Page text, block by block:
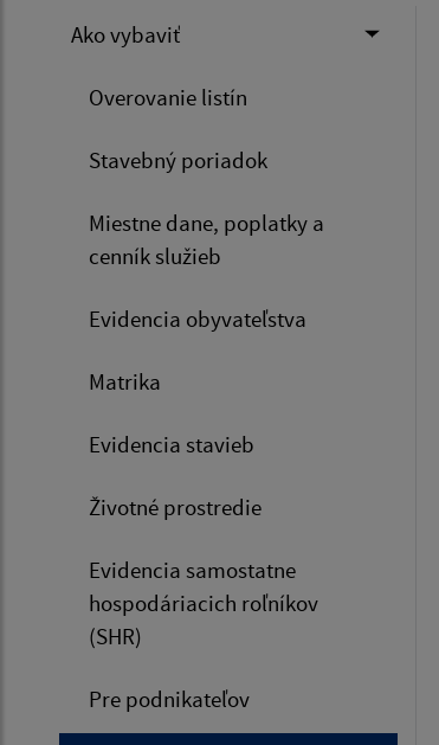
Ako vybaviť
Overovanie listín
Stavebný poriadok
Miestne dane, poplatky a
cenník služieb
Evidencia obyvateľstva
Matrika
Evidencia stavieb
Životné prostredie
Evidencia samostatne
hospodáriacich roľníkov
(SHR)
Pre podnikateľov